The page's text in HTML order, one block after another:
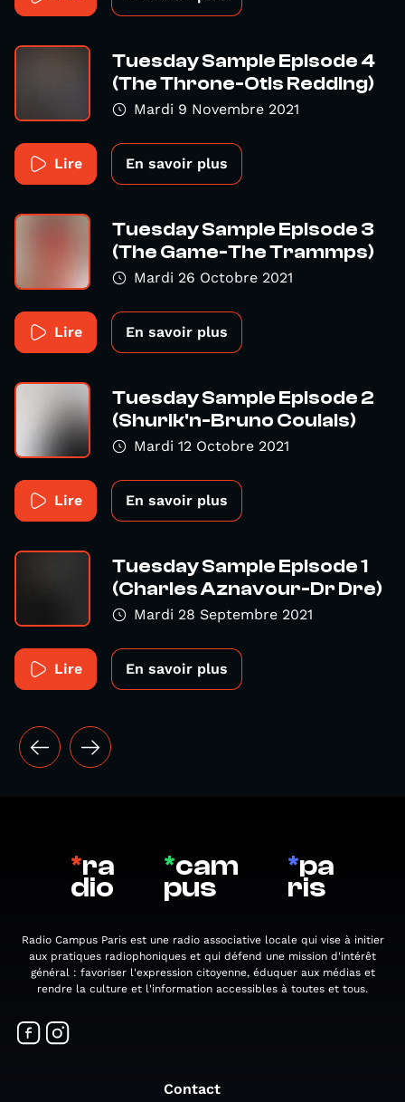
Tuesday Sample Episode 4
(The Throne-Otis Redding)
Mardi 9 Novembre 2021
Lire En savoir plus
Tuesday Sample Episode 3
(The Game-The Trammps)
Mardi 26 Octobre 2021
Lire En savoir plus
Tuesday Sample Episode 2
(Shurik'n-Bruno Coulais)
Mardi 12 Octobre 2021
Lire En savoir plus
Tuesday Sample Episode 1
(Charles Aznavour-Dr Dre)
Mardi 28 Septembre 2021
Lire En savoir plus
*ra
dio
*cam
pus
*pa
ris
Radio Campus Paris est une radio associative locale qui vise à initier
aux pratiques radiophoniques et qui défend une mission d'intérêt
général : favoriser l'expression citoyenne, éduquer aux médias et
rendre la culture et l'information accessibles à toutes et tous.
Contact